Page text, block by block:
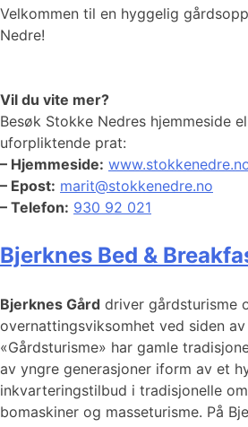
Velkommen til en hyggelig
Nedre!
Vil du vite mer?
Besøk Stokke Nedres hjemmeside
uforpliktende prat:
– Hjemmeside:
– Epost: marit@stokkenedre.no
– Telefon: 930 92 021
Bjerknes Bed &
Bjerknes Gård driver gårdsturisme
overnattingsviksomhet ved siden
«Gårdsturisme» har gamle
av yngre generasjoner iform av et
inkvarteringstilbud i tradisjonelle
bomaskiner og masseturisme. På